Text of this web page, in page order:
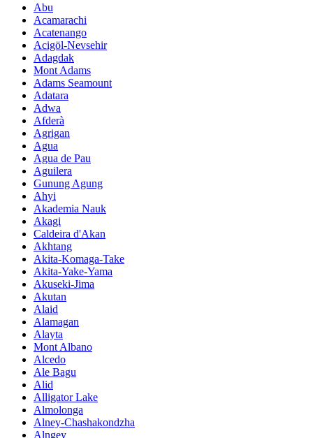
Abu
Acamarachi
Acatenango
Acigöl-Nevsehir
Adagdak
Mont Adams
Adams Seamount
Adatara
Adwa
Afderà
Agrigan
Agua
Agua de Pau
Aguilera
Gunung Agung
Ahyi
Akademia Nauk
Akagi
Caldeira d'Akan
Akhtang
Akita-Komaga-Take
Akita-Yake-Yama
Akuseki-Jima
Akutan
Alaid
Alamagan
Alayta
Mont Albano
Alcedo
Ale Bagu
Alid
Alligator Lake
Almolonga
Alney-Chashakondzha
Alngey